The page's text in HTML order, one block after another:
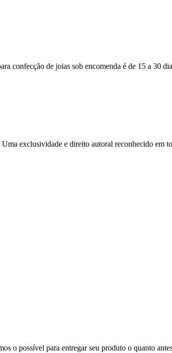
confecção de joias sob encomenda é de 15 a 30
exclusividade e direito autoral reconhecido em
o possível para entregar seu produto o quanto